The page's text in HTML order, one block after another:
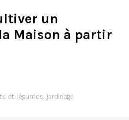
un
Maison à partir
et légumes, jardinage